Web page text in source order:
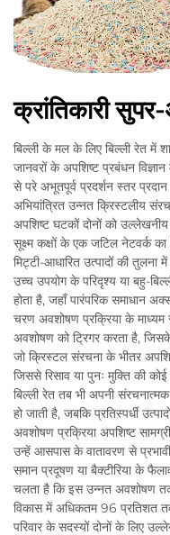
क्रांतिकारी सुपर-
बिल्ली के मल के लिए बिल्ली रेत में
जानवरों के अपशिष्ट प्रबंधन
से परे अभूतपूर्व प्रदर्शन स्तर
अभियांत्रित उन्नत क्रिस्टलीय
अपशिष्ट घटकों दोनों को
सूक्ष्म कक्षों के एक जटिल नेटवर्क
मिट्टी-आधारित उत्पादों की
उच्च उपयोग के परिदृश्य या बहु-
होता है, जहाँ पारंपरिक समाधान
चरण अवशोषण प्रक्रिया के माध्यम
अवशोषण को ट्रिगर करता है,
जो क्रिस्टल संरचना के भीतर
जिससे रिसाव या पुनः मुक्ति की
बिल्ली रेत तब भी अपनी
हो जाती है, जबकि प्रतिस्पर्धी
अवशोषण प्रक्रिया अपशिष्ट
उन्हें आसपास के वातावरण से
समान प्रदूषण या बैक्टीरिया के
चलता है कि इस उन्नत अवशोषण
विकास में अधिकतम 96 प्रतिशत
परिवार के सदस्यों दोनों के लिए